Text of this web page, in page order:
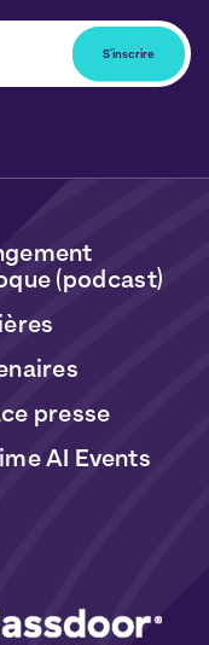
à notre
et deCookies
(podcast)
presse
AI Events